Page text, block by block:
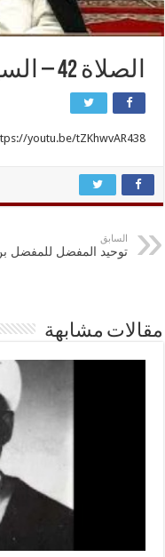
الصلاة 42 – السيد صباح شبر
youtu.be/tZKhwvAR438
السابق
توحيد المفضل للمفضل
مقالات مشابهة